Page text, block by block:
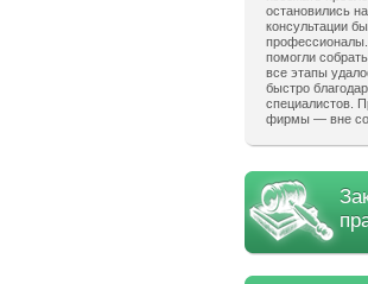
остановились
консультации
профессионалы.
помогли
все этапы
быстро
специалистов.
фирмы — вне